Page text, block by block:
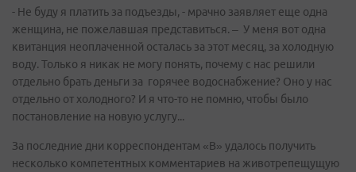
- Не буду я платить за подъезды, - мрачно заявляет еще одна
женщина, не пожелавшая представиться. – У меня вот одна
квитанция неоплаченной осталась за этот месяц, за холодную
воду. Только я никак не могу понять, почему с нас решили
отдельно брать деньги за горячее водоснабжение? Оно у нас
отдельно от холодного? И я что-то не помню, чтобы было
постановление на новую услугу...
За последние дни корреспондентам «В» удалось получить
несколько компетентных комментариев на животрепещущую